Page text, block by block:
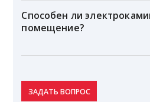
Способен ли
помещение?
ЗАДАТЬ ВОПРОС